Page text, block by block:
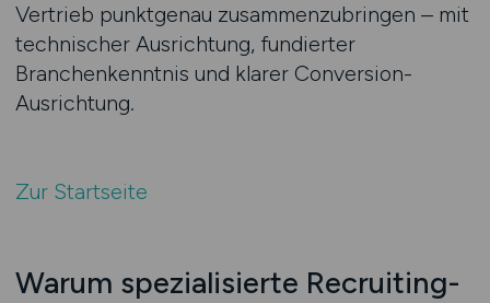
Vertrieb punktgenau zusammenzubringen – mit
technischer Ausrichtung, fundierter
Branchenkenntnis und klarer Conversion-
Ausrichtung.
Zur Startseite
Warum spezialisierte Recruiting-